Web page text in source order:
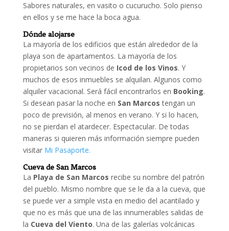
Sabores naturales, en vasito o cucurucho. Solo pienso
en ellos y se me hace la boca agua.
Dónde alojarse
La mayoría de los edificios que están alrededor de la
playa son de apartamentos. La mayoría de los
propietarios son vecinos de Icod de los Vinos. Y
muchos de esos inmuebles se alquilan. Algunos como
alquiler vacacional. Será fácil encontrarlos en Booking.
Si desean pasar la noche en San Marcos tengan un
poco de previsión, al menos en verano. Y si lo hacen,
no se pierdan el atardecer. Espectacular. De todas
maneras si quieren más información siempre pueden
visitar Mi Pasaporte.
Cueva de San Marcos
La Playa de San Marcos recibe su nombre del patrón
del pueblo. Mismo nombre que se le da a la cueva, que
se puede ver a simple vista en medio del acantilado y
que no es más que una de las innumerables salidas de
la Cueva del Viento. Una de las galerías volcánicas